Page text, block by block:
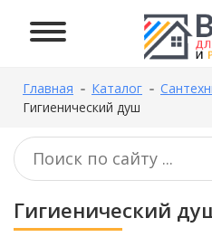
Главная Каталог
Гигиенический душ
Гигиенический